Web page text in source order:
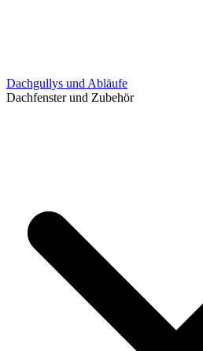
Dachgullys und Abläufe
Dachfenster und Zubehör